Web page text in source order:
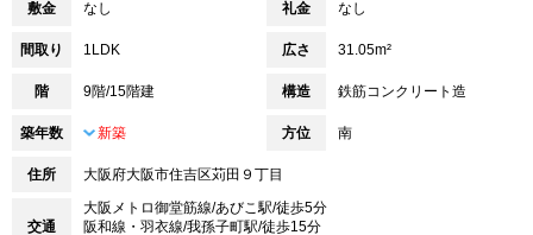
敷金 なし 礼金 なし
間取り 1LDK 広さ 31.05m²
階 9階/15階建 構造 鉄筋コンクリート造
築年数 新築 方位 南
住所 大阪府大阪市住吉区苅田９丁目
交通
大阪メトロ御堂筋線/あびこ駅/徒歩5分
阪和線・羽衣線/我孫子町駅/徒歩15分